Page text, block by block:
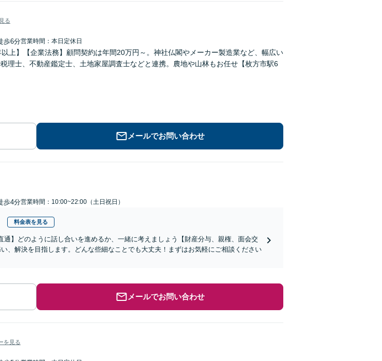
る
歩6分営業時間：本日定休日
以上】【企業法務】顧問契約は年間20万円～。神社仏閣やメーカー製造業など、幅広い
理士、不動産鑑定士、土地家屋調査士などと連携。農地や山林もお任せ【枚方市駅6
メールでお問い合わせ
歩4分営業時間：10:00~22:00（土日祝日）
料金表を見る
通】どのように話し合いを進めるか、一緒に考えましょう【財産分与、親権、面会交
、解決を目指します。どんな些細なことでも大丈夫！まずはお気軽にご相談ください
メールでお問い合わせ
を見る